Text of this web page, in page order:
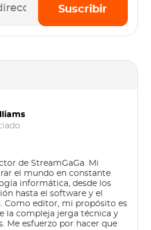
Suscribir
de StreamGaGa. Mi
el mundo en constante
informática, desde los
hasta el software y el
Como editor, mi propósito es
la compleja jerga técnica y
Me esfuerzo por hacer que